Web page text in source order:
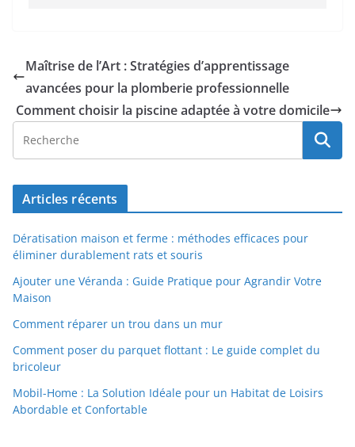
Maîtrise de l’Art : Stratégies d’apprentissage
avancées pour la plomberie professionnelle
Comment choisir la piscine adaptée à votre domicile
Articles récents
Dératisation maison et ferme : méthodes efficaces pour
éliminer durablement rats et souris
Ajouter une Véranda : Guide Pratique pour Agrandir Votre
Maison
Comment réparer un trou dans un mur
Comment poser du parquet flottant : Le guide complet du
bricoleur
Mobil-Home : La Solution Idéale pour un Habitat de Loisirs
Abordable et Confortable